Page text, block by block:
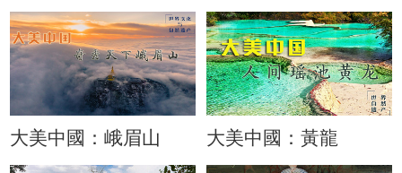
大美中國：峨眉山 大美中國：黃龍